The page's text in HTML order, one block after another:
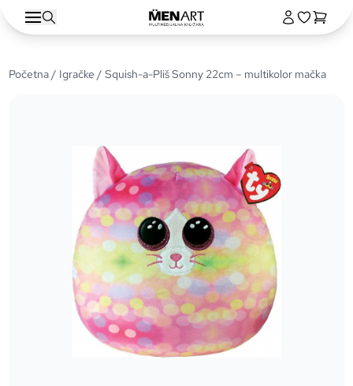
Početna/ Igračke / Squish-a-Pliš Sonny 22cm – multikolor mačka